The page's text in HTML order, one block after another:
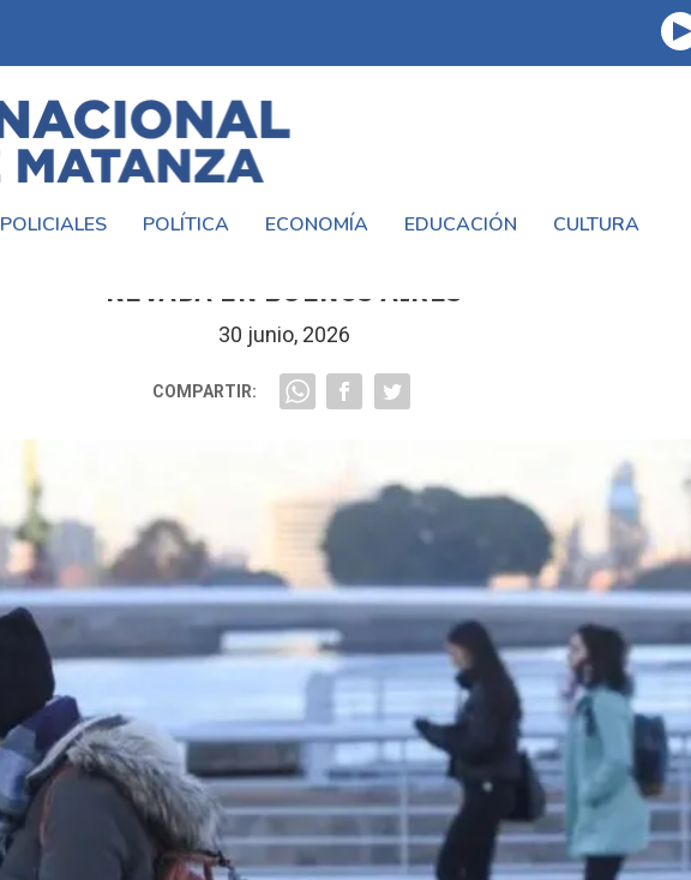
POLICIALES POLÍTICA ECONOMÍA EDUCACIÓN CULTURA
NEVADA EN BUENOS AIRES
30 junio, 2026
COMPARTIR: